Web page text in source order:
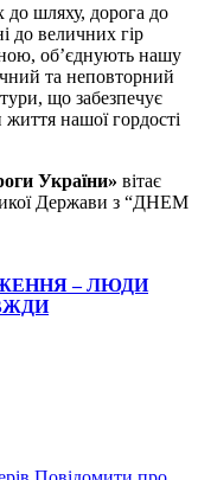
до шляху, дорога до
до величних гір
об’єднують нашу
та неповторний
що забезпечує
нашої гордості
України» вітає
Держави з “ДНЕМ
– ЛЮДИ